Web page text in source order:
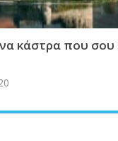
κάστρα που